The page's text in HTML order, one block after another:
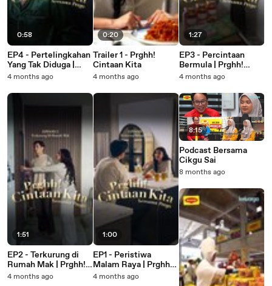
0:58
EP4 - Pertelingkahan
Yang Tak Diduga |
Prghh! Cintaan Kita
4 months ago
1:51
EP2 - Terkurung di
Rumah Mak | Prghh!
Cintaan Kita
4 months ago
0:20
Trailer 1 - Prghh!
Cintaan Kita
4 months ago
1:00
EP1 - Peristiwa
Malam Raya | Prghh!
Cintaan Kita
4 months ago
1:27
EP3 - Percintaan
Bermula | Prghh!
Cintaan Kita
4 months ago
8:15
Podcast Bersama
Cikgu Sai
8 months ago